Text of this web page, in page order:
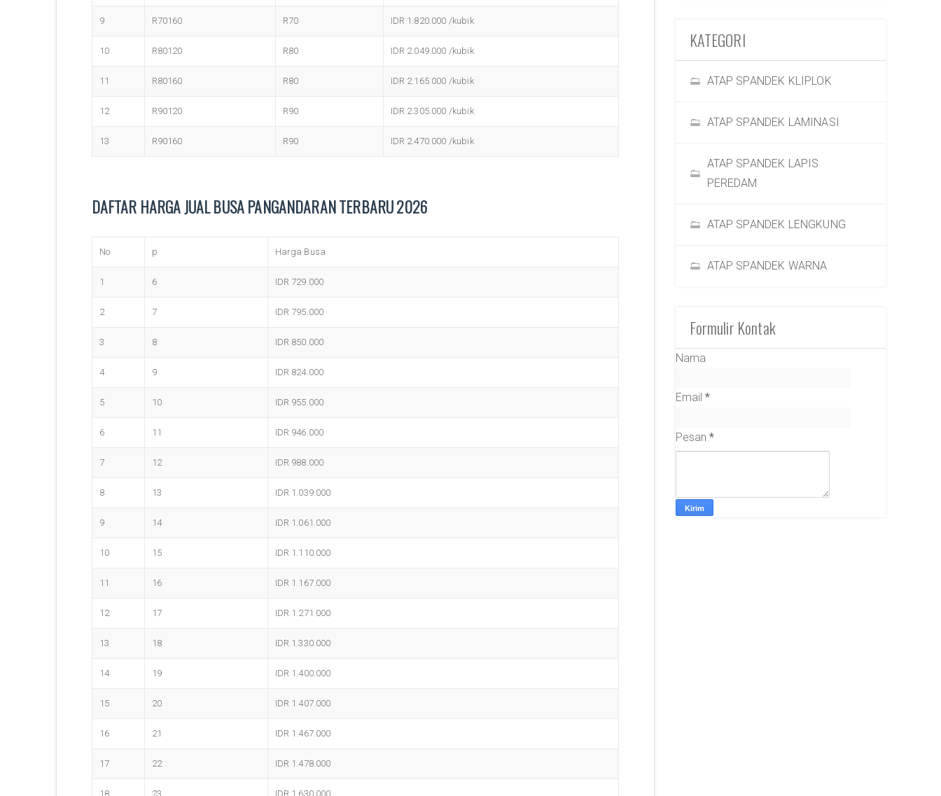
9 R70160 R70 IDR 1.820.000 /kubik
10 R80120 R80 IDR 2.049.000 /kubik
11 R80160 R80 IDR 2.165.000 /kubik
12 R90120 R90 IDR 2.305.000 /kubik
13 R90160 R90 IDR 2.470.000 /kubik
DAFTAR HARGA JUAL BUSA PANGANDARAN TERBARU 2026
No p Harga Busa
1 6 IDR 729.000
2 7 IDR 795.000
3 8 IDR 850.000
4 9 IDR 824.000
5 10 IDR 955.000
6 11 IDR 946.000
7 12 IDR 988.000
8 13 IDR 1.039.000
9 14 IDR 1.061.000
10 15 IDR 1.110.000
11 16 IDR 1.167.000
12 17 IDR 1.271.000
13 18 IDR 1.330.000
14 19 IDR 1.400.000
15 20 IDR 1.407.000
16 21 IDR 1.467.000
17 22 IDR 1.478.000
18 23 IDR 1.630.000
KATEGORI
ATAP SPANDEK KLIPLOK
ATAP SPANDEK LAMINASI
ATAP SPANDEK LAPIS
PEREDAM
ATAP SPANDEK LENGKUNG
ATAP SPANDEK WARNA
Formulir Kontak
Nama
Email*
Pesan*